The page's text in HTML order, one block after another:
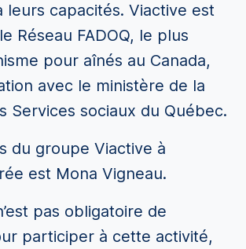
leurs capacités. Viactive est
Réseau FADOQ, le plus
pour aînés au Canada,
avec le ministère de la
Services sociaux du Québec.
du groupe Viactive à
est Mona Vigneau.
pas obligatoire de
participer à cette activité,